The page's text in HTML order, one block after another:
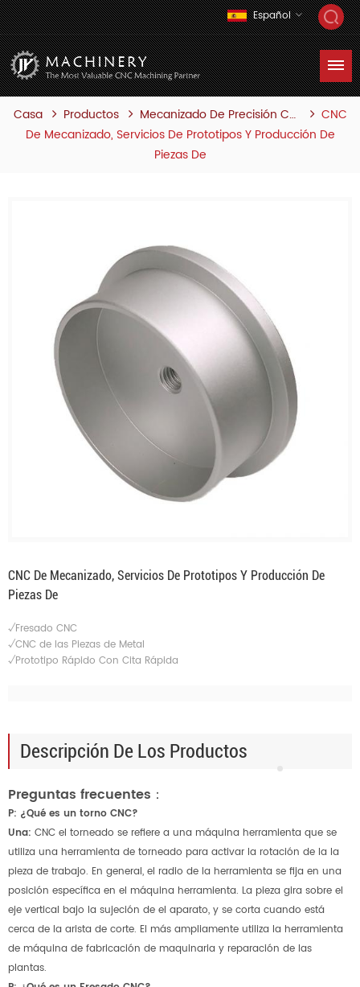
Español
Casa Productos Mecanizado De Precisión Cnc
CNC
De Mecanizado, Servicios De Prototipos Y Producción De
Piezas De
CNC De Mecanizado, Servicios De Prototipos Y Producción De
Piezas De
√Fresado CNC
√CNC de las Piezas de Metal
√Prototipo Rápido Con Cita Rápida
Descripción De Los Productos
Preguntas frecuentes：
P: ¿Qué es un torno CNC?
Una: CNC el torneado se refiere a una máquina herramienta que se
utiliza una herramienta de torneado para activar la rotación de la la
pieza de trabajo. En general, el radio de la herramienta se fija en una
posición específica en el máquina herramienta. La pieza gira sobre el
eje vertical bajo la sujeción de el aparato, y se corta cuando está
cerca de la arista de corte. El más ampliamente utiliza la herramienta
de máquina de fabricación de maquinaria y reparación de las
plantas.